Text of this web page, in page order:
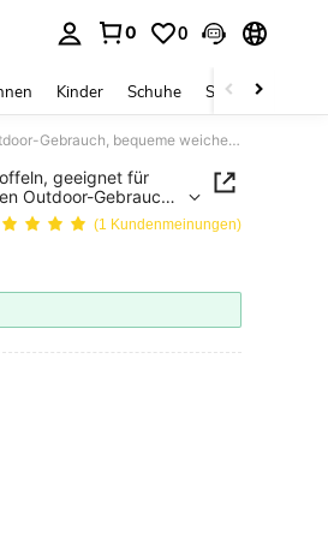
0 0
Kinder Schuhe Schmuck &
1 Paar süße Blumen Plateau-Pantoffeln, geeignet für Innenräume, Badezimmer, täglichen Outdoor-Gebrauch, bequeme weiche Sohle, rutschfest, vielseitige Sommer-Sandalen
geeignet für
Outdoor-Gebrauch,
vielseitige Sommer-(1 Kundenmeinungen)